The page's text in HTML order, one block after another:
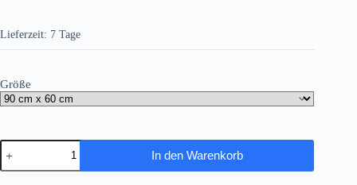
Lieferzeit: 7 Tage
Größe
Abendstimmung
am
mediterranen
In den Warenkorb